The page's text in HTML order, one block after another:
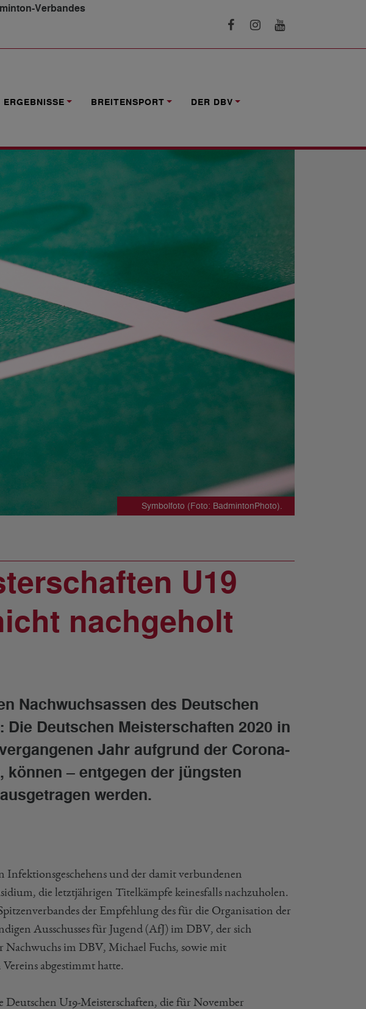
Verbandes
ERGEBNISSE BREITENSPORT DER DBV
Symbolfoto (Foto: BadmintonPhoto).
U19
nachgeholt
Nachwuchsassen des Deutschen
Die Deutschen Meisterschaften 2020 in
Jahr aufgrund der Corona-
können – entgegen der jüngsten
werden.
Infektionsgeschehens und der damit verbundenen
die letztjährigen Titelkämpfe keinesfalls nachzuholen.
der Empfehlung des für die Organisation der
Ausschusses für Jugend (AfJ) im DBV, der sich
im DBV, Michael Fuchs, sowie mit
abgestimmt hatte.
U19-Meisterschaften, die für November